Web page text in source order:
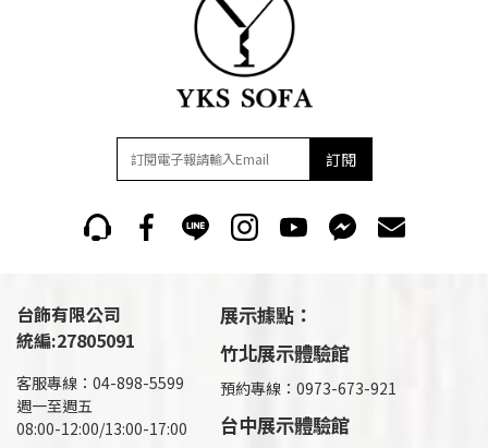
訂閱
台飾有限公司
統編:27805091
客服專線：04-898-5599
週一至週五
08:00-12:00/13:00-17:00
展示據點：
竹北展示體驗館
預約專線：0973-673-921
台中展示體驗館